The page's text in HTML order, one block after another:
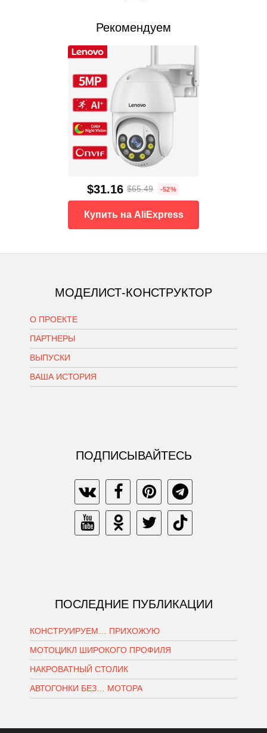
Рекомендуем
$31.16 $65.49 -52%
Купить на AliExpress
МОДЕЛИСТ-КОНСТРУКТОР
О ПРОЕКТЕ
ПАРТНЕРЫ
ВЫПУСКИ
ВАША ИСТОРИЯ
ПОДПИСЫВАЙТЕСЬ
ПОСЛЕДНИЕ ПУБЛИКАЦИИ
КОНСТРУИРУЕМ… ПРИХОЖУЮ
МОТОЦИКЛ ШИРОКОГО ПРОФИЛЯ
НАКРОВАТНЫЙ СТОЛИК
АВТОГОНКИ БЕЗ… МОТОРА